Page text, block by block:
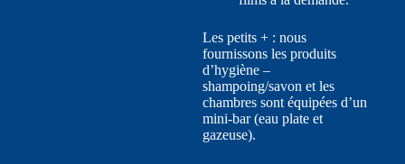
Les petits + : nous
fournissons les produits
d’hygiène –
shampoing/savon et les
chambres sont équipées d’un
mini-bar (eau plate et
gazeuse).